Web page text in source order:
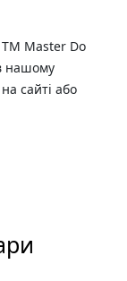
ТМ Master Do
нашому
сайті або